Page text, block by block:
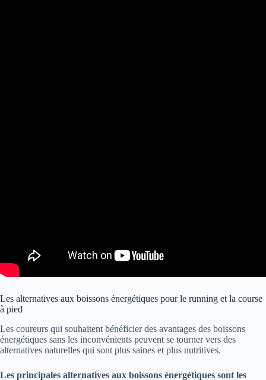
Les alternatives aux boissons énergétiques pour le running et la course
à pied
Les coureurs qui souhaitent bénéficier des avantages des boissons
énergétiques sans les inconvénients peuvent se tourner vers des
alternatives naturelles qui sont plus saines et plus nutritives.
Les principales alternatives aux boissons énergétiques sont les